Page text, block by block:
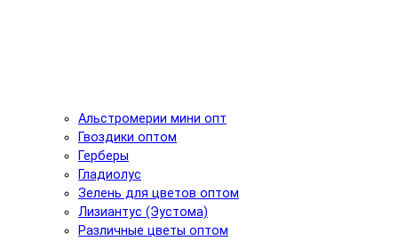
Альстромерии мини опт
Гвоздики оптом
Герберы
Гладиолус
Зелень для цветов оптом
Лизиантус (Эустома)
Различные цветы оптом